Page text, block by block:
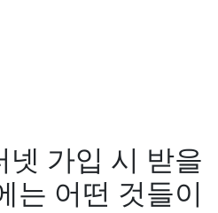
넷 가입 시 받을
는 어떤 것들이